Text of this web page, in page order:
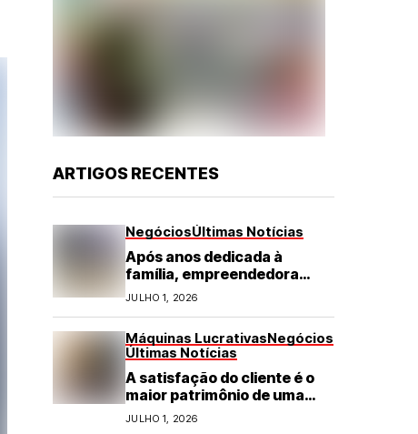
ARTIGOS RECENTES
NegóciosÚltimas Notícias
Após anos dedicada à
família, empreendedora
transforma franquia de
turismo em negócio de
JULHO 1, 2026
Máquinas LucrativasNegócios
Últimas Notícias
A satisfação do cliente é o
maior patrimônio de uma
franquia
JULHO 1, 2026